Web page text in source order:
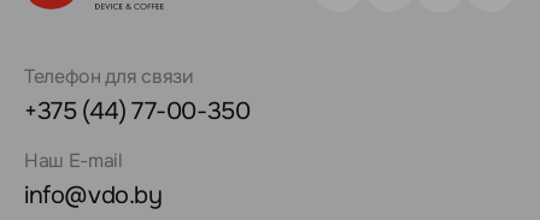
Телефон для связи
+375 (44) 77-00-350
Наш E-mail
info@vdo.by